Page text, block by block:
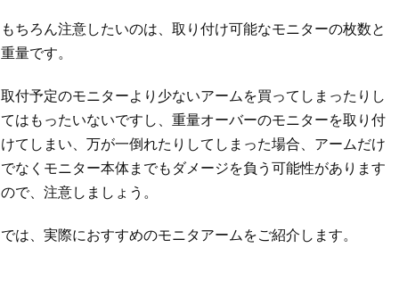
もちろん注意したいのは、取り付け可能なモニターの枚数と
重量です。
取付予定のモニターより少ないアームを買ってしまったりし
てはもったいないですし、重量オーバーのモニターを取り付
けてしまい、万が一倒れたりしてしまった場合、アームだけ
でなくモニター本体までもダメージを負う可能性があります
ので、注意しましょう。
では、実際におすすめのモニタアームをご紹介します。